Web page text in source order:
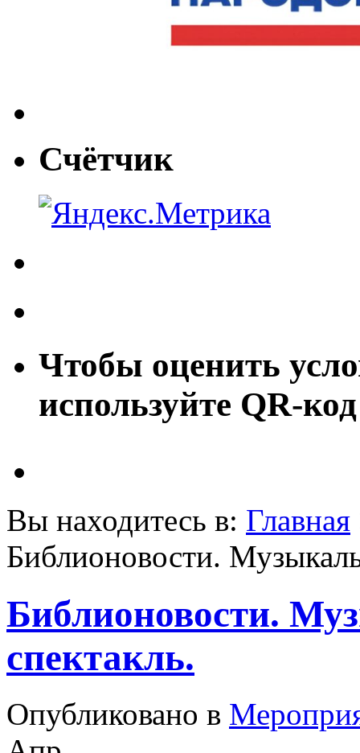
Счётчик
Чтобы оценить
используйте QR-код
Вы находитесь в: Главная
Библионовости.
Библионовости.
спектакль.
Опубликовано в